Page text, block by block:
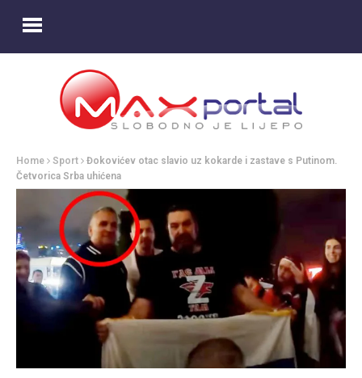
Home Sport
Đokovićev otac slavio uz kokarde i zastave s Putinom.
Četvorica Srba uhićena